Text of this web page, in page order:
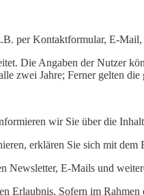
per Kontaktformular, E-
Die Angaben der Nutzer
zwei Jahre; Ferner gelten
wir Sie über die
erklären Sie sich mit
Newsletter, E-Mails und
Erlaubnis. Sofern im